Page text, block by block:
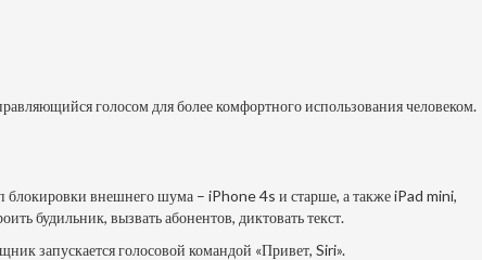
голосом для более комфортного использования человеком.
блокировки внешнего шума – iPhone 4s и старше, а также iPad mini,
будильник, вызвать абонентов, диктовать текст.
запускается голосовой командой «Привет, Siri».